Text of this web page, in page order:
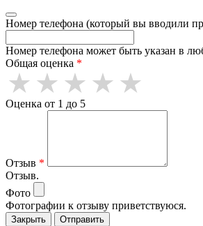
Номер телефона (который вы вводили
Номер телефона может быть указан в
Общая оценка *
Оценка от 1 до 5
Отзыв *
Отзыв.
Фото
Фотографии к отзыву приветствуюся.
Закрыть Отправить